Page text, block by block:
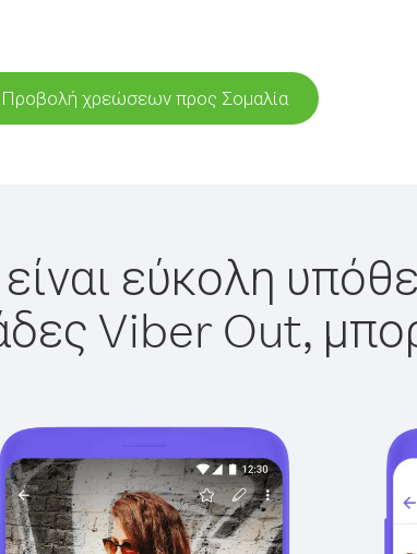
Προβολή χρεώσεων προς Σομαλία
εύκολη
Viber Out,